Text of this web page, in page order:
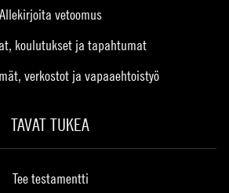
Allekirjoita vetoomus
koulutukset ja tapahtumat
verkostot ja vapaaehtoistyö
TAVAT TUKEA
Tee testamentti